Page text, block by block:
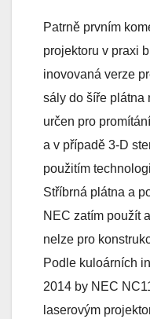
Patrně prvním
projektoru v praxi
inovovaná verze
sály do šíře plátna
určen pro
a v případě 3-D
použitím
Stříbrná plátna a
NEC zatím použít
nelze pro
Podle kuloárních
2014 by NEC
laserovým